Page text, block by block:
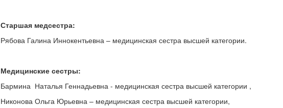
Старшая медсестра:
Рябова Галина Иннокентьевна – медицинская сестра высшей категории.
Медицинские сестры:
Бармина Наталья Геннадьевна - медицинская сестра высшей категории ,
Никонова Ольга Юрьевна – медицинская сестра высшей категории,